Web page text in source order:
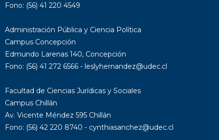
Fono: (56) 41 220 4549
Administración Pública y Ciencia Política
Campus Concepción
Edmundo Larenas 140, Concepción
Fono: (56) 41 272 6566 - leslyhernandez@udec.cl
Facultad de Ciencias Jurídicas y Sociales
Campus Chillán
Av. Vicente Méndez 595 Chillán
Fono: (56) 42 220 8740 - cynthiasanchez@udec.cl